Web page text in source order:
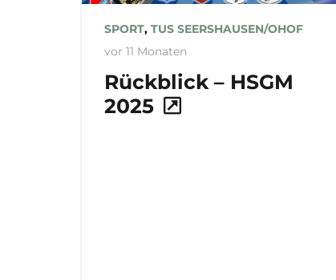
SPORT, TUS SEERSHAUSEN/OHOF
vor 11 Monaten
Rückblick – HSGM
2025